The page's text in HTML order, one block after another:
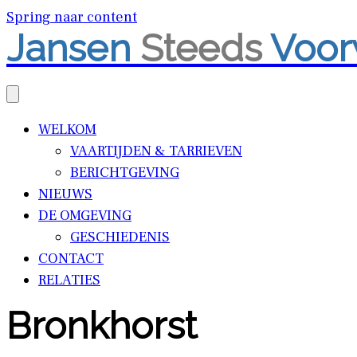
Spring naar content
Jansen Steeds
WELKOM
VAARTIJDEN & TARRIEVEN
BERICHTGEVING
NIEUWS
DE OMGEVING
GESCHIEDENIS
CONTACT
RELATIES
Bronkhorst